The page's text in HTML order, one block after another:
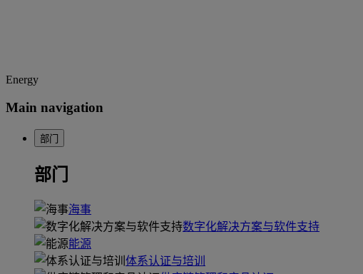
Energy
Main navigation
部门
部门
海事
数字化解决方案与软件支持
能源
体系认证与培训